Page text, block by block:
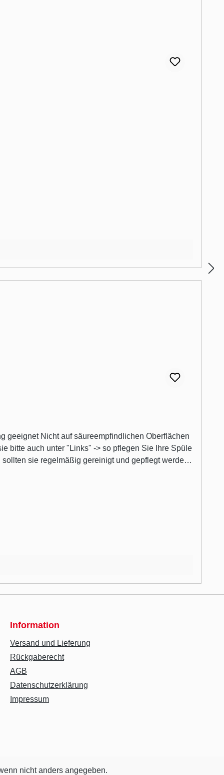
geeignet Nicht auf säureempfindlichen Oberflächen
bitte auch unter "Links" -> so pflegen Sie Ihre Spüle
Information
Versand und Lieferung
Rückgaberecht
AGB
Datenschutzerklärung
Impressum
nicht anders angegeben.